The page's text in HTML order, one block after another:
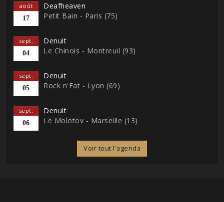
août
17
Deafheaven
Petit Bain - Paris (75)
sept.
04
Denuit
Le Chinois - Montreuil (93)
sept.
05
Denuit
Rock n'Eat - Lyon (69)
sept.
06
Denuit
Le Molotov - Marseille (13)
Voir tout l'agenda